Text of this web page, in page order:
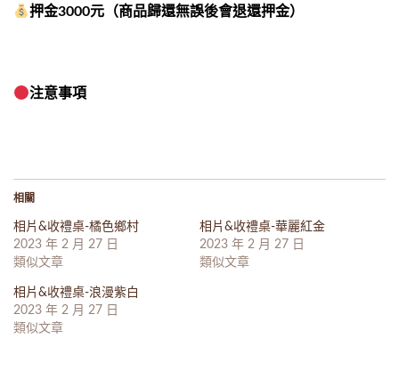
押金3000元（商品歸還無誤後會退還押金）
注意事項
相關
相片&收禮桌-橘色鄉村
2023 年 2 月 27 日
類似文章
相片&收禮桌-華麗紅金
2023 年 2 月 27 日
類似文章
相片&收禮桌-浪漫紫白
2023 年 2 月 27 日
類似文章